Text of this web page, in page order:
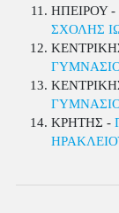
ΗΠΕΙΡΟΥ -
ΣΧΟΛΗΣ
ΚΡΗΤΗΣ -